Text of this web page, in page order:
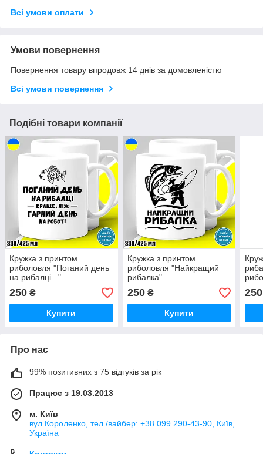
Всі умови оплати
Умови повернення
Повернення товару впродовж 14 днів за домовленістю
Всі умови повернення
Подібні товари компанії
Кружка з принтом
риболовля "Поганий день
на рибалці..."
250 ₴
Купити
Кружка з принтом
риболовля "Найкращий
рибалка"
250₴
Купити
250
Про нас
99% позитивних з 75 відгуків за рік
Працює з 19.03.2013
м. Київ
вул.Короленко, тел./вайбер: +38 099 290-43-90, Київ,
Україна